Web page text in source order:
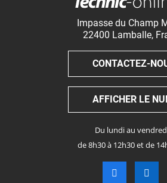
Impasse du Champ
22400 Lamballe,
CONTACTEZ-
AFFICHER LE
Du lundi au
de 8h30 à 12h30 et de